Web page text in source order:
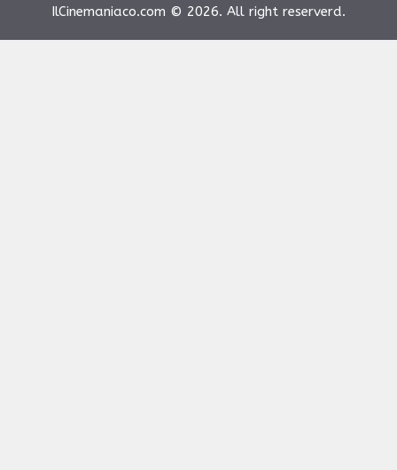
IlCinemaniaco.com © 2026. All right reserverd.